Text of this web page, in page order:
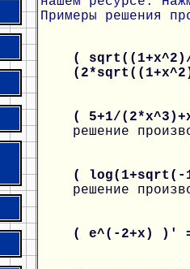
Примеры решения
(
( 5+1/
решение
( log(1+sqrt(-
решение
( e^(-2+x) )'